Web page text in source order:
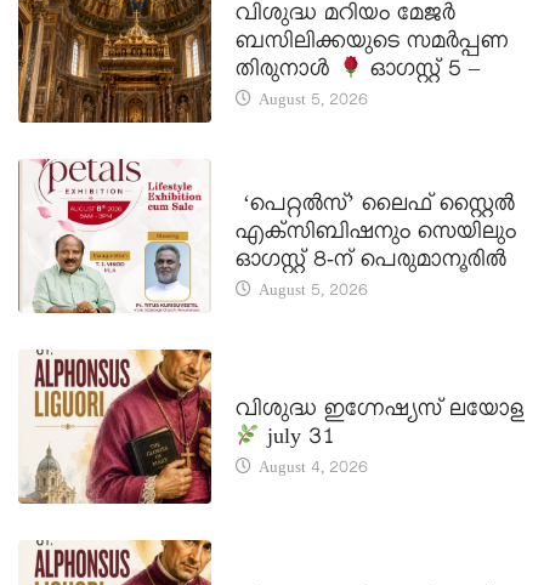
വിശുദ്ധ മറിയം മേജർ
ബസിലിക്കയുടെ സമർപ്പണ
തിരുനാൾ
ഓഗസ്റ്റ് 5 –
August 5, 2026
‘പെറ്റൽസ്’ ലൈഫ് സ്റ്റൈൽ
എക്സിബിഷനും സെയിലും
ഓഗസ്റ്റ് 8-ന് പെരുമാനൂരിൽ
August 5, 2026
വിശുദ്ധ ഇഗ്നേഷ്യസ് ലയോള
july 31
August 4, 2026